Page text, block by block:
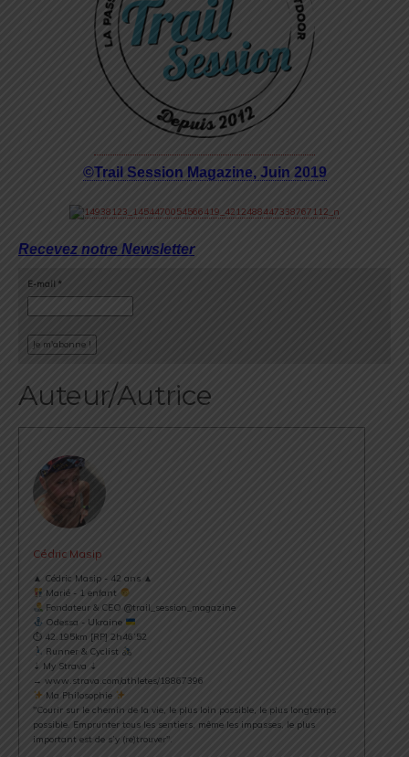
©Trail Session Magazine, Juin 2019
Recevez notre Newsletter
E-mail *
Auteur/Autrice
Cédric Masip
▲ Cédric Masip - 42 ans ▲
Marié - 1 enfant
Fondateur & CEO @trail_session_magazine
Odessa - Ukraine
⏱ 42.195km [RP] 2h46’52
Runner & Cyclist
⇣ My Strava ⇣
→ www.strava.com/athletes/18867396
Ma Philosophie
"Courir sur le chemin de la vie, le plus loin possible, le plus longtemps
possible. Emprunter tous les sentiers, même les impasses, le plus
important est de s’y (re)trouver".